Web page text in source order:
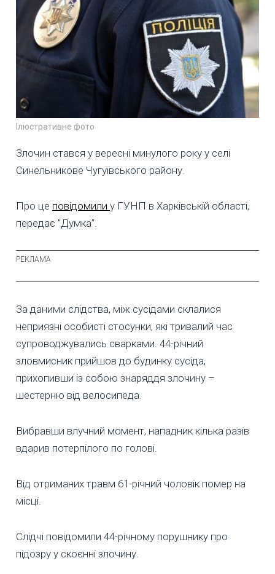
Ілюстративне фото
Злочин стався у вересні минулого року у селі
Синельникове Чугуївського району.
Про це повідомили у ГУНП в Харківській області,
передає "Думка”.
За даними слідства, між сусідами склалися
неприязні особисті стосунки, які тривалий час
супроводжувались сварками. 44-річний
зловмисник прийшов до будинку сусіда,
прихопивши із собою знаряддя злочину –
шестерню від велосипеда.
Вибравши влучний момент, нападник кілька разів
вдарив потерпілого по голові.
Від отриманих травм 61-річний чоловік помер на
місці.
Слідчі повідомили 44-річному порушнику про
підозру у скоєнні злочину.